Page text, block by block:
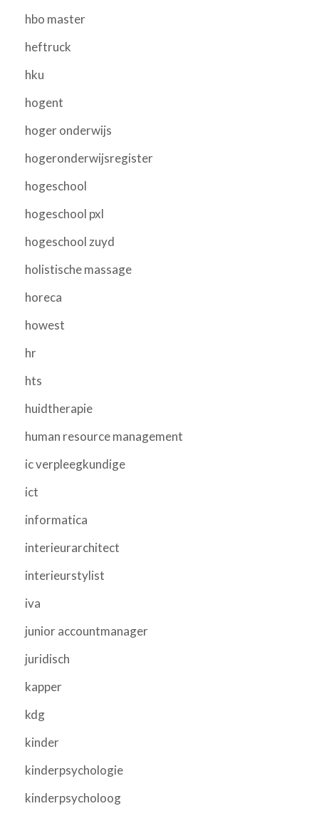
hbo master
heftruck
hku
hogent
hoger onderwijs
hogeronderwijsregister
hogeschool
hogeschool pxl
hogeschool zuyd
holistische massage
horeca
howest
hr
hts
huidtherapie
human resource management
ic verpleegkundige
ict
informatica
interieurarchitect
interieurstylist
iva
junior accountmanager
juridisch
kapper
kdg
kinder
kinderpsychologie
kinderpsycholoog